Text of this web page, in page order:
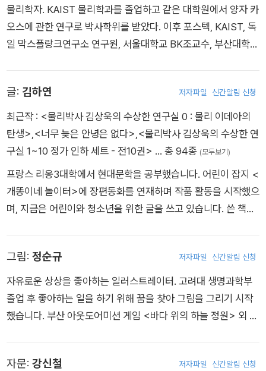
직이기 시작한 것이다! 곧이어 사람들마저 가구 쪽으로 끌려가기
시작하자 집에 있던 사람들은 모두 겁을 먹고 집을 떠나 도망친
다. 당황한 것은 김상욱 아저씨와 건우, 태리, 해나도 마찬가지였
는 그 순간 이 모든 일들의 원인을 단숨에 파악했다고 말하는
데……! 정말 유령이 이 모든 일을 벌이고 있는 걸까? 무서운 유령
이 모두를 덮치기 전에 도망쳐야 할 것만 같다. 과연 김상욱 아저
씨가 파악했다는 원인은 무엇일까? 서글픈 울음소리를 쫓아 유
령의 집 구석구석을 살피는 김상욱 아저씨와 매콤달콤 삼총사의
이야기가 시작된다.
물리학자. KAIST 물리학과를 졸업하고 같은 대학원에서 양자 카
오스에 관한 연구로 박사학위를 받았다. 이후 포스텍, KAIST, 독
일 막스플랑크연구소 연구원, 서울대학교 BK조교수, 부산대학교
제나 틀릴 수 있음을 인정하는 과학적 태도, 그리고 그것이 드러
내는 아름답고도 경이로운 우주를 널리 알리고 있다. tvN 예능
프로그램 〈알쓸○잡〉 모든 시리즈에 ‘과학 박사’로 출연했으며,
지은 책으로 『떨림과 울림』, 『김상욱의 과학공부』, 『김상욱의 양
글: 김하연 저자파일 신간알림 신청
최근작 : <물리박사 김상욱의 수상한 연구실 0 : 물리 이데아의
탄생> <너무 늦은 안녕은 없다> <물리박사 김상욱의 수상한 연
구실 1~10 정가 인하 세트 - 전10권> … 총 94종 (모두보기)
프랑스 리옹3대학에서 현대문학을 공부했습니다. 어린이 잡지 <
개똥이네 놀이터>에 장편동화를 연재하며 작품 활동을 시작했으
며, 지금은 어린이와 청소년을 위한 글을 쓰고 있습니다. 쓴 책으
중 추리소설 창작반>, <블랙북>, <나만 아는 거짓말>이 있습니
다.
그림: 정순규 저자파일 신간알림 신청
자유로운 상상을 좋아하는 일러스트레이터. 고려대 생명과학부
졸업 후 좋아하는 일을 하기 위해 꿈을 찾아 그림을 그리기 시작
했습니다. 부산 아웃도어미션 게임 <바다 위의 하늘 정원> 외 2
자문: 강신철 저자파일 신간알림 신청